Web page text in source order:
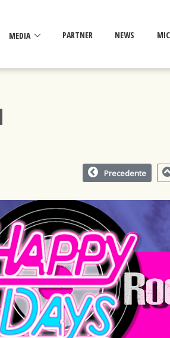
MEDIA PARTNER NEWS MIC
Precedente